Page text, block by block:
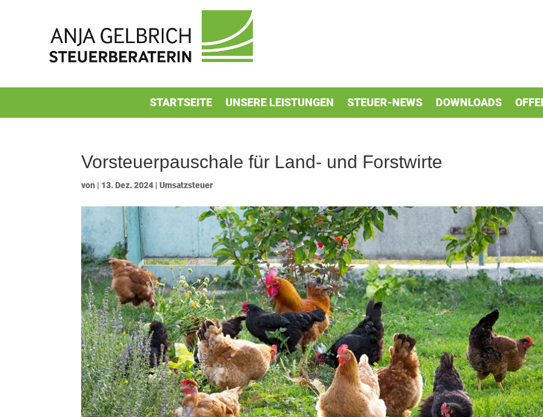
STARTSEITE UNSERE LEISTUNGEN STEUER-NEWS DOWNLOADS
Vorsteuerpauschale für Land- und Forstwirte
von | 13. Dez. 2024 |Umsatzsteuer